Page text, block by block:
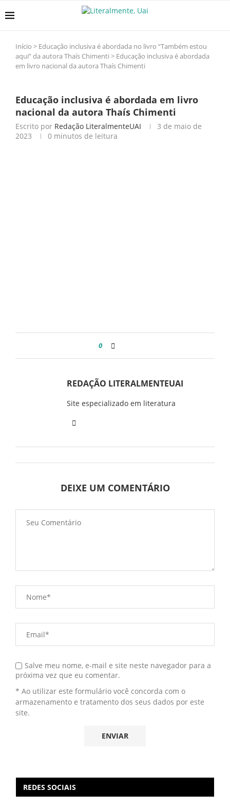
Início > Educação inclusiva é abordada no livro “Também estou
aqui” da autora Thaís Chimenti > Educação inclusiva é abordada
em livro nacional da autora Thaís Chimenti
Educação inclusiva é abordada em livro
nacional da autora Thaís Chimenti
Escrito por Redação LiteralmenteUAI
3 de maio de
2023
0 minutos de leitura
0
REDAÇÃO LITERALMENTEUAI
Site especializado em literatura
DEIXE UM COMENTÁRIO
Salve meu nome, e-mail e site neste navegador para a
próxima vez que eu comentar.
* Ao utilizar este formulário você concorda com o
armazenamento e tratamento dos seus dados por este
site.
REDES SOCIAIS